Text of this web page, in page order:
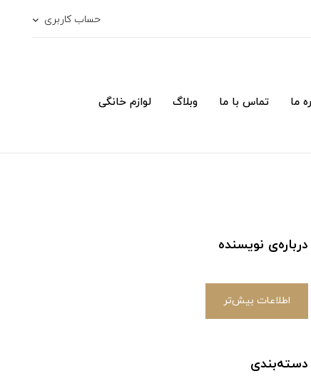
حساب کاربری
ما تماس با ما وبلاگ لوازم خانگی
درباره‌ی نویسنده
اطلاعات بیش‌تر
دسته‌بندی